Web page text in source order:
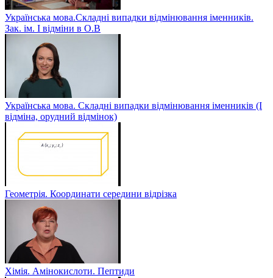
Українська мова.Складні випадки відмінювання іменників.
Зак. ім. І відміни в О.В
Українська мова. Складні випадки відмінювання іменників (І
відміна, орудний відмінок)
Геометрія. Координати середини відрізка
Хімія. Амінокислоти. Пептиди